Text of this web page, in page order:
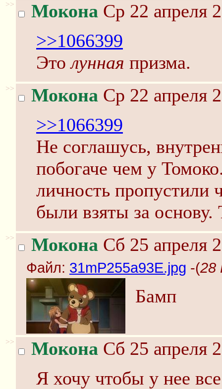
>> Мокона Ср 22 апреля
>>1066399
Этолунная призма.
>> Мокона Ср 22 апреля
>>1066399
Не соглашусь,
побогаче чем у
личность пропустили
были взяты за основу.
>> Мокона Сб 25 апреля
Файл: 31mP255a93E.jpg -(28
Бамп
>> Мокона Сб 25 апреля
Я хочу чтобы у нее